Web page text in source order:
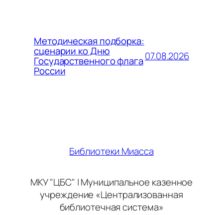
Методическая подборка:
сценарии ко Дню
Государственного флага
России
07.08.2026
Библиотеки Миасса
МКУ "ЦБС" | Муниципальное казенное
учреждение «Централизованная
библиотечная система»